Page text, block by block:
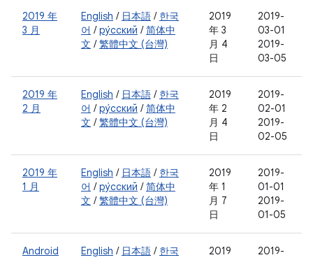
2019 年
3 月
English / 日本語 / 한국
어 /ру́сский /简体中
文 /繁體中文 (台灣)
2019
年 3
月 4
日
2019-
03-01
2019-
03-05
2019 年
2 月
English / 日本語 / 한국
어 /ру́сский /简体中
文 /繁體中文 (台灣)
2019
年 2
月 4
日
2019-
02-01
2019-
02-05
2019 年
1 月
English / 日本語 / 한국
어 /ру́сский /简体中
文 /繁體中文 (台灣)
2019
年 1
月 7
日
2019-
01-01
2019-
01-05
Android
English / 日本語 / 한국
2019
2019-